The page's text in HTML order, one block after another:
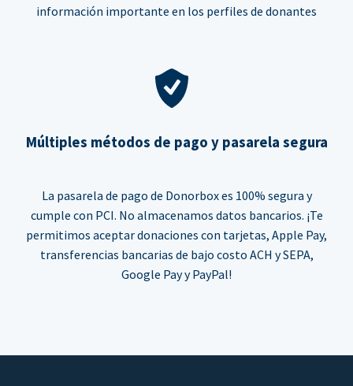
información importante en los perfiles de donantes
Múltiples métodos de pago y pasarela segura
La pasarela de pago de Donorbox es 100% segura y
cumple con PCI. No almacenamos datos bancarios. ¡Te
permitimos aceptar donaciones con tarjetas, Apple Pay,
transferencias bancarias de bajo costo ACH y SEPA,
Google Pay y PayPal!